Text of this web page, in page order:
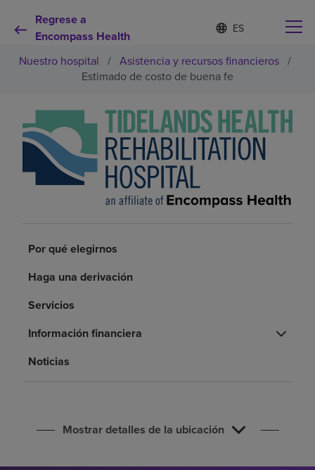
Regrese a
Encompass Health
Lista
de
idiomas
contraída
d
o
m
e
e
c
o
n
Por qué debe elegirnos
Servicios de rehabilitación
Pacientes y cuidadores
Recursos de salud
Acerca de nosotros
Pagar mi factura
Nuestro hospital / Asistencia y recursos financieros /
Estimado de costo de buena fe
Por qué elegirnos
Haga una derivación
Servicios
Información financiera
Noticias
Mostrar detalles de la ubicación